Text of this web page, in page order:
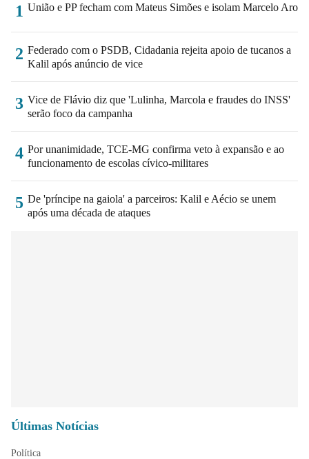
1 União e PP fecham com Mateus Simões e isolam Marcelo Aro
2 Federado com o PSDB, Cidadania rejeita apoio de tucanos a
Kalil após anúncio de vice
3 Vice de Flávio diz que 'Lulinha, Marcola e fraudes do INSS'
serão foco da campanha
4 Por unanimidade, TCE-MG confirma veto à expansão e ao
funcionamento de escolas cívico-militares
5 De 'príncipe na gaiola' a parceiros: Kalil e Aécio se unem
após uma década de ataques
Últimas Notícias
Política